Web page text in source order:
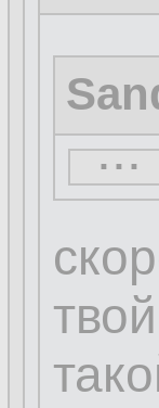
......